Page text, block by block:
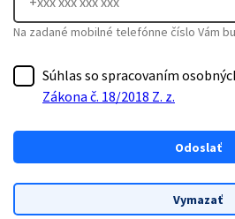
Na zadané mobilné telefónne číslo Vám
Súhlas so spracovaním
Zákona č. 18/2018 Z. z.